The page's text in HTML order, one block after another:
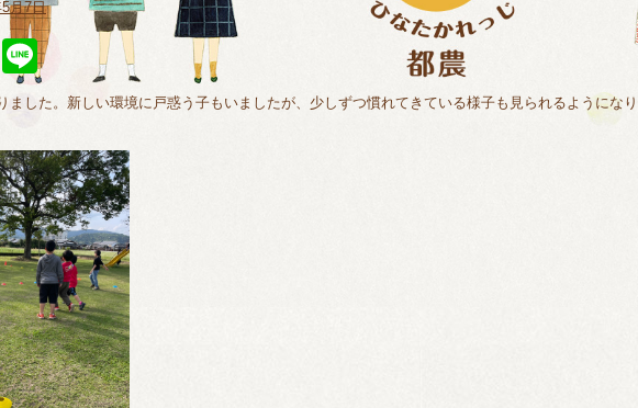
月7日
Line
ました。新しい環境に戸惑う子もいましたが、少しずつ慣れてきている様子も見られるようにな